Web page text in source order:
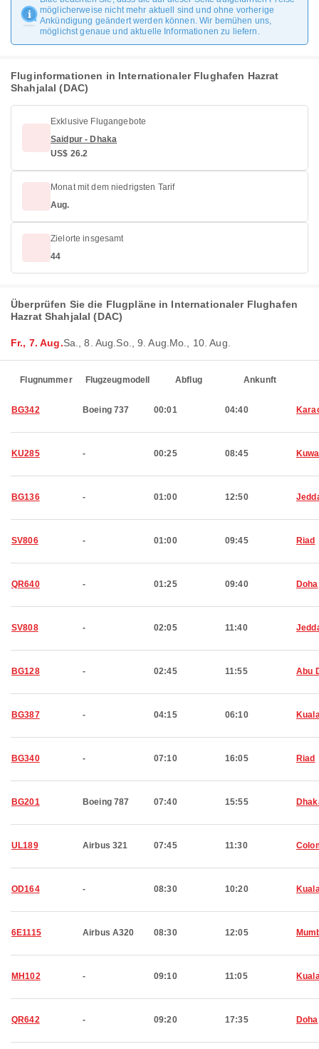
möglicherweise nicht mehr aktuell sind und ohne vorherige
Ankündigung geändert werden können. Wir bemühen uns,
möglichst genaue und aktuelle Informationen zu liefern.
Fluginformationen in Internationaler Flughafen Hazrat
Shahjalal (DAC)
Exklusive Flugangebote
Saidpur - Dhaka
US$ 26.2
Monat mit dem niedrigsten Tarif
Aug.
Zielorte insgesamt
44
Überprüfen Sie die Flugpläne in Internationaler Flughafen
Hazrat Shahjalal (DAC)
Fr., 7. Aug.Sa., 8. Aug. So., 9. Aug. Mo., 10. Aug.
Flugnummer Flugzeugmodell Abflug Ankunft
BG342 Boeing 737 00:01 04:40
KU285 - 00:25 08:45
BG136 - 01:00 12:50
SV806 - 01:00 09:45 Riad
QR640 - 01:25 09:40 Doha
SV808 - 02:05 11:40
BG128 - 02:45 11:55 Abu
BG387 - 04:15 06:10
BG340 - 07:10 16:05 Riad
BG201 Boeing 787 07:40 15:55
UL189 Airbus 321 07:45 11:30
OD164 - 08:30 10:20
6E1115 Airbus A320 08:30 12:05
MH102 - 09:10 11:05
QR642 - 09:20 17:35 Doha